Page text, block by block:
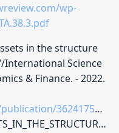
wp-
in the structure
Science
& Finance. - 2022.
362417568_